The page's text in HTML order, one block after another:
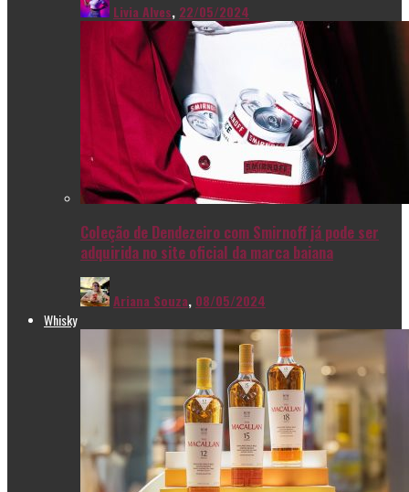
Livia Alves, 22/05/2024
Coleção de Dendezeiro com Smirnoff já pode ser
adquirida no site oficial da marca baiana
Ariana Souza, 08/05/2024
Whisky